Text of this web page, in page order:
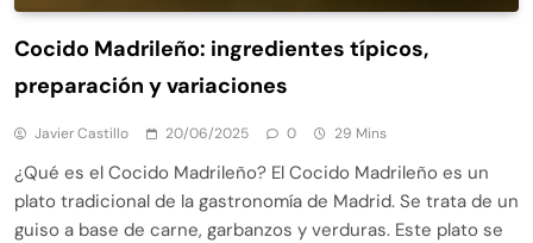
Cocido Madrileño: ingredientes típicos,
preparación y variaciones
Javier Castillo 20/06/2025 0 29 Mins
¿Qué es el Cocido Madrileño? El Cocido Madrileño es un
plato tradicional de la gastronomía de Madrid. Se trata de un
guiso a base de carne, garbanzos y verduras. Este plato se